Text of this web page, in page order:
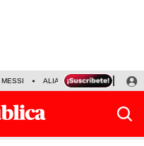
MESSI ALIANZA LIMA VS SPORT